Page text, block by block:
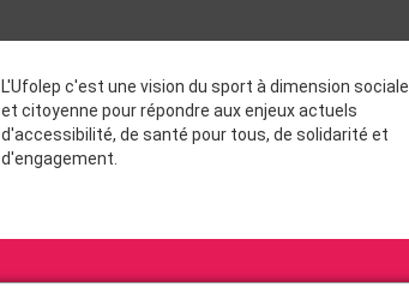
L'Ufolep c'est une vision du sport à dimension sociale
et citoyenne pour répondre aux enjeux actuels
d'accessibilité, de santé pour tous, de solidarité et
d'engagement.